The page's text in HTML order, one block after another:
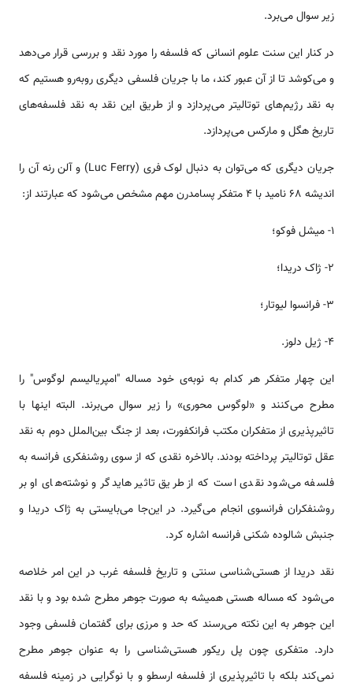
زیر سوال می‌برد.
در کنار این سنت علوم انسانی که فلسفه را مورد نقد و بررسی قرار می‌دهد
و می‌کوشد تا از آن عبور کند، ما با جریان فلسفی دیگری روبه‌رو هستیم که
به نقد رژیم‌های توتالیتر می‌پردازد و از طریق این نقد به نقد فلسفه‌های
تاریخ هگل و مارکس می‌پردازد.
جریان دیگری که می‌توان به دنبال لوک فری (Luc Ferry) و آلن رنه آن را
اندیشه‌ 68 نامید با 4 متفکر پسامدرن مهم مشخص می‌شود که عبارتند از:
1- میشل فوکو؛
2- ژاک دریدا؛
3- فرانسوا لیوتار؛
4- ژیل دلوز.
این چهار متفکر هر کدام به نوبه‌ی خود مساله ‌"امپریالیسم لوگوس" را
مطرح می‌کنند و «لوگوس محوری» را زیر سوال می‌برند. البته اینها با
تاثیرپذیری از متفکران مکتب فرانکفورت، بعد از جنگ بین‌الملل دوم به نقد
عقل توتالیتر پرداخته بودند. بالاخره نقدی که از سوی روشنفکری فرانسه به
فلسفه می‌شود نقدی است که از طریق تاثیر هایدگر و نوشته‌‌های او بر
روشنفکران فرانسوی انجام می‌گیرد. در این‌جا می‌بایستی به ژاک دریدا و
جنبش شالوده شکنی فرانسه اشاره کرد.
نقد دریدا از هستی‌شناسی سنتی و تاریخ فلسفه‌ غرب در این امر خلاصه
می‌شود که مساله‌ هستی همیشه به صورت جوهر مطرح شده بود و با نقد
این جوهر به این نکته می‌‌رسند که حد و مرزی برای گفتمان فلسفی وجود
دارد. متفکری چون پل ریکور هستی‌شناسی را به عنوان جوهر مطرح
نمی‌کند بلکه با تاثیرپذیری از فلسفه ارسطو و با نوگرایی در زمینه‌ فلسفه‌